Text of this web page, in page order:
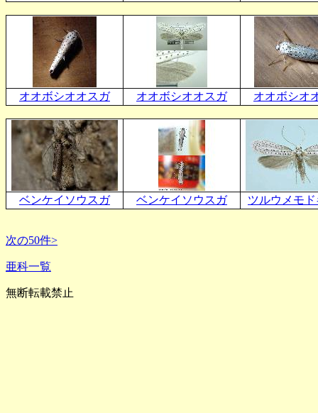
オオボシオオスガ オオボシオオスガ オオボシオ
ベンケイソウスガ ベンケイソウスガ ツルウメモ
次の50件>
亜科一覧
無断転載禁止